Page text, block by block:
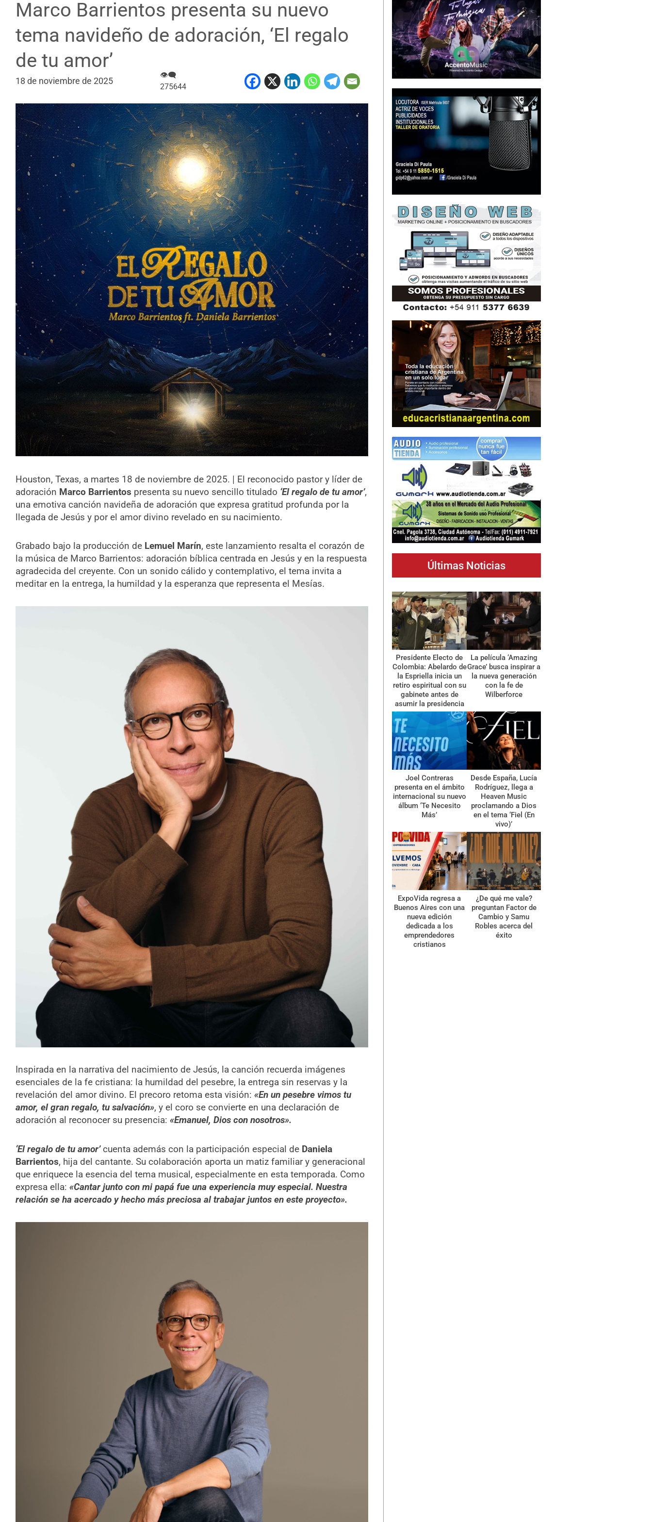
Marco Barrientos presenta su nuevo
tema navideño de adoración, ‘El regalo
de tu amor’
18 de noviembre de 2025
👁‍🗨
275644
Houston, Texas, a martes 18 de noviembre de 2025. | El reconocido pastor y líder de
adoración Marco Barrientos presenta su nuevo sencillo titulado ‘El regalo de tu amor’,
una emotiva canción navideña de adoración que expresa gratitud profunda por la
llegada de Jesús y por el amor divino revelado en su nacimiento.
Grabado bajo la producción de Lemuel Marín, este lanzamiento resalta el corazón de
la música de Marco Barrientos: adoración bíblica centrada en Jesús y en la respuesta
agradecida del creyente. Con un sonido cálido y contemplativo, el tema invita a
meditar en la entrega, la humildad y la esperanza que representa el Mesías.
Inspirada en la narrativa del nacimiento de Jesús, la canción recuerda imágenes
esenciales de la fe cristiana: la humildad del pesebre, la entrega sin reservas y la
revelación del amor divino. El precoro retoma esta visión: «En un pesebre vimos tu
amor, el gran regalo, tu salvación», y el coro se convierte en una declaración de
adoración al reconocer su presencia: «Emanuel, Dios con nosotros».
‘El regalo de tu amor’ cuenta además con la participación especial de Daniela
Barrientos, hija del cantante. Su colaboración aporta un matiz familiar y generacional
que enriquece la esencia del tema musical, especialmente en esta temporada. Como
expresa ella: «Cantar junto con mi papá fue una experiencia muy especial. Nuestra
relación se ha acercado y hecho más preciosa al trabajar juntos en este proyecto».
Últimas Noticias
Presidente Electo de
Colombia: Abelardo de
la Espriella inicia un
retiro espiritual con su
gabinete antes de
asumir la presidencia
La película ‘Amazing
Grace’ busca inspirar a
la nueva generación
con la fe de
Wilberforce
Joel Contreras
presenta en el ámbito
internacional su nuevo
álbum ‘Te Necesito
Más’
Desde España, Lucía
Rodríguez, llega a
Heaven Music
proclamando a Dios
en el tema ‘Fiel (En
vivo)’
ExpoVida regresa a
Buenos Aires con una
nueva edición
dedicada a los
emprendedores
cristianos
¿De qué me vale?
preguntan Factor de
Cambio y Samu
Robles acerca del
éxito